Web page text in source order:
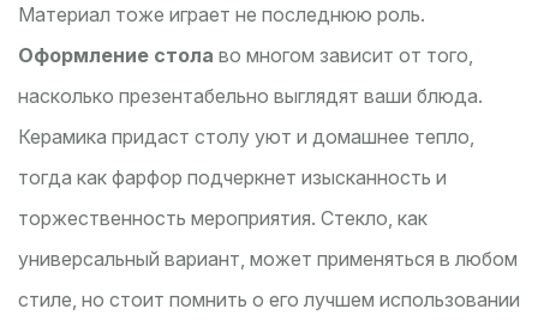
Материал тоже играет не последнюю роль.
Оформление стола во многом зависит от того,
насколько презентабельно выглядят ваши блюда.
Керамика придаст столу уют и домашнее тепло,
тогда как фарфор подчеркнет изысканность и
торжественность мероприятия. Стекло, как
универсальный вариант, может применяться в любом
стиле, но стоит помнить о его лучшем использовании